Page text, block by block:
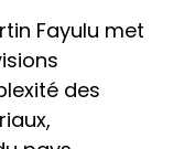
Fayulu met
des